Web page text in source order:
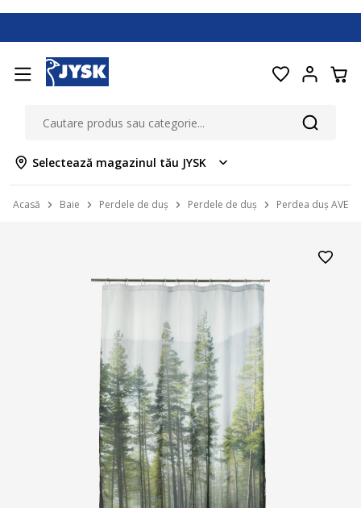
Selectează magazinul tău JYSK
Acasă Baie Perdele de duș Perdele de duș Perdea duș